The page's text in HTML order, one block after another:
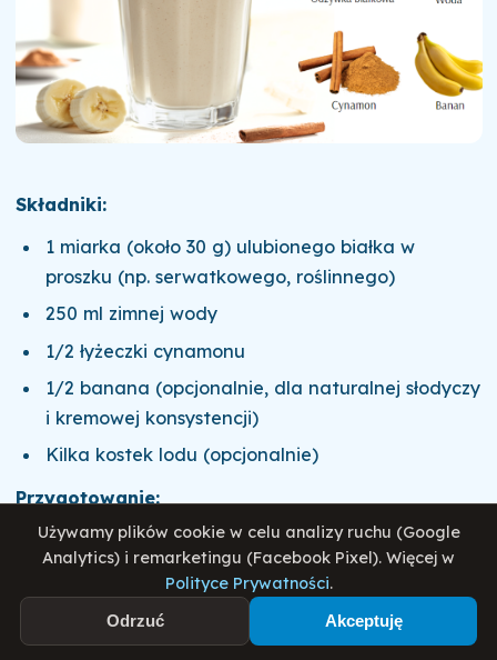
Składniki:
1 miarka (około 30 g) ulubionego białka w
proszku (np. serwatkowego, roślinnego)
250 ml zimnej wody
1/2 łyżeczki cynamonu
1/2 banana (opcjonalnie, dla naturalnej słodyczy
i kremowej konsystencji)
Kilka kostek lodu (opcjonalnie)
Przygotowanie:
Przygotowanie składników:
Jeśli używasz banana, obierz go i pokrój na
kawałki.
Używamy plików cookie w celu analizy ruchu (Google
Analytics) i remarketingu (Facebook Pixel). Więcej w
Polityce Prywatności.
Odrzuć Akceptuję